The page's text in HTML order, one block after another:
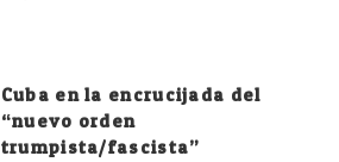
Cuba en la encrucijada del
“nuevo orden
trumpista/fascista”